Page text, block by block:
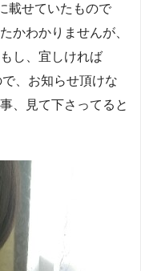
載せていたもので
かわかりませんが、
し、宜しければ
、お知らせ頂けな
、見て下さってると